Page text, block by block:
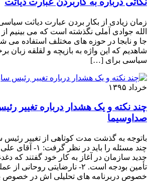
زمان زیادی از بکار بردن عبارت دیاثت
الله جوادی آملی نگذشته است که می بینیم
جا و نابجا در حوزه های مختلف استفاده می
شاهدیم که این واژه به بازیچه و لقلقه زبان
سیاسی برای […]
خرداد ۱۳۹۵
چند نکته و یک هشدار درباره تغییر
صداوسیما
باتوجه به گذشت مدت کوتاهی از تغییر رئیس
چند مسئله را باید در
جدید سازمان در آغاز به کار خود گفتند که
تأمین بودجه است. ۲- نارضایتی
خصوص دربرنامه های تحلیلی اش در خصوص